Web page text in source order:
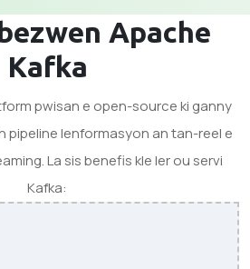
Apache
Kafka
pwisan e open-source ki ganny
pipeline lenformasyon an tan-reel e
La sis benefis kle ler ou servi
Kafka: